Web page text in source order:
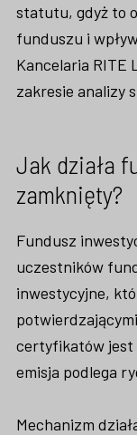
statutu, gdyż to
funduszu i
Kancelaria RITE
zakresie analizy
Jak działa
zamknięty?
Fundusz
uczestników
inwestycyjne,
certyfikatów jest
emisja podlega
Mechanizm